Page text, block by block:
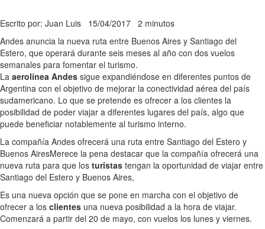
Escrito por: Juan Luis 15/04/2017 2 minutos
Andes anuncia la nueva ruta entre Buenos Aires y Santiago del
Estero, que operará durante seis meses al año con dos vuelos
semanales para fomentar el turismo.
La aerolínea Andes sigue expandiéndose en diferentes puntos de
Argentina con el objetivo de mejorar la conectividad aérea del país
sudamericano. Lo que se pretende es ofrecer a los clientes la
posibilidad de poder viajar a diferentes lugares del país, algo que
puede beneficiar notablemente al turismo interno.
La compañía Andes ofrecerá una ruta entre Santiago del Estero y
Buenos AiresMerece la pena destacar que la compañía ofrecerá una
nueva ruta para que los turistas tengan la oportunidad de viajar entre
Santiago del Estero y Buenos Aires,
Es una nueva opción que se pone en marcha con el objetivo de
ofrecer a los clientes una nueva posibilidad a la hora de viajar.
Comenzará a partir del 20 de mayo, con vuelos los lunes y viernes.